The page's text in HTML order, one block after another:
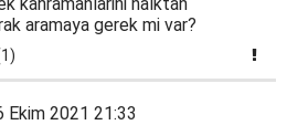
aramaya gerek mi var?
Ekim 2021 21:33